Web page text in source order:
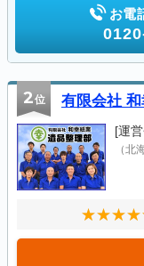
お電
2位 有限会社 和
[運
（北